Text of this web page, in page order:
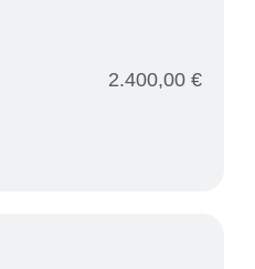
2.400,00 €